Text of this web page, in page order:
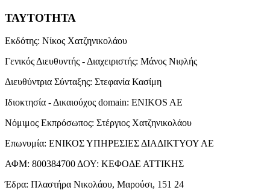
ΤΑΥΤΟΤΗΤΑ
Εκδότης: Νίκος Χατζηνικολάου
Γενικός Διευθυντής - Διαχειριστής: Μάνος Νιφλής
Διευθύντρια Σύνταξης: Στεφανία Κασίμη
Ιδιοκτησία - Δικαιούχος domain: ENIKOS AE
Νόμιμος Εκπρόσωπος: Στέργιος Χατζηνικολάου
Επωνυμία: ΕΝΙΚΟΣ ΥΠΗΡΕΣΙΕΣ ΔΙΑΔΙΚΤΥΟΥ ΑΕ
ΑΦΜ: 800384700 ΔΟΥ: ΚΕΦΟΔΕ ΑΤΤΙΚΗΣ
Έδρα: Πλαστήρα Νικολάου, Μαρούσι, 151 24